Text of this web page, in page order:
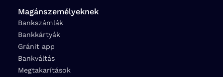
Magánszemélyeknek
Bankszámlák
Bankkártyák
Gránit app
Bankváltás
Megtakarítások